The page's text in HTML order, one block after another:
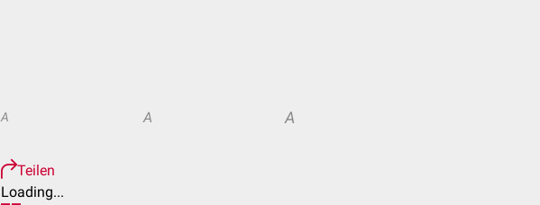
A A A
Teilen
Loading...